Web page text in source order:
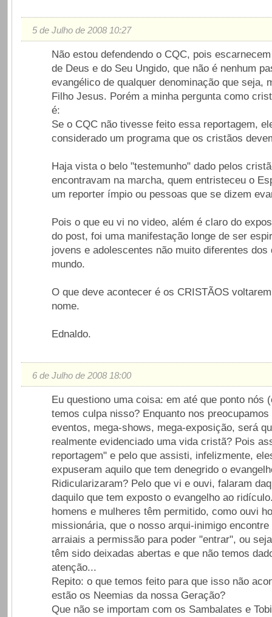
5 de Julho de 2008 10:27
Não estou defendendo o CQC, pois
de Deus e do Seu Ungido, que não é nenhum
evangélico de qualquer denominação que seja,
Filho Jesus. Porém a minha pergunta como
é:
Se o CQC não tivesse feito essa reportagem,
considerado um programa que os cristãos
Haja vista o belo "testemunho" dado pelos
encontravam na marcha, quem entristeceu o
um reporter ímpio ou pessoas que se dizem
Pois o que eu vi no video, além é claro do
do post, foi uma manifestação longe de ser
jovens e adolescentes não muito diferentes dos
mundo.
O que deve acontecer é os CRISTÃOS
nome.
Ednaldo.
6 de Julho de 2008 18:00
Eu questiono uma coisa: em até que ponto nós
temos culpa nisso? Enquanto nos
eventos, mega-shows, mega-exposição, será
realmente evidenciado uma vida cristã? Pois
reportagem" e pelo que assisti, infelizmente,
expuseram aquilo que tem denegrido o
Ridicularizaram? Pelo que vi e ouvi, falaram
daquilo que tem exposto o evangelho ao
homens e mulheres têm permitido, como ouvi
missionária, que o nosso arqui-inimigo
arraiais a permissão para poder "entrar", ou
têm sido deixadas abertas e que não temos
atenção...
Repito: o que temos feito para que isso não
estão os Neemias da nossa Geração?
Que não se importam com os Sambalates e